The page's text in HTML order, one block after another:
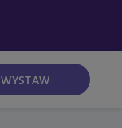
WYSTAW